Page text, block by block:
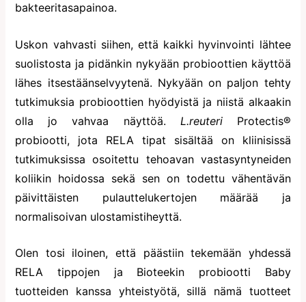
bakteeritasapainoa.
Uskon vahvasti siihen, että kaikki hyvinvointi lähtee
suolistosta ja pidänkin nykyään probioottien käyttöä
lähes itsestäänselvyytenä. Nykyään on paljon tehty
tutkimuksia probioottien hyödyistä ja niistä alkaakin
olla jo vahvaa näyttöä. L.reuteriProtectis®
probiootti, jota RELA tipat sisältää on kliinisissä
tutkimuksissa osoitettu tehoavan vastasyntyneiden
koliikin hoidossa sekä sen on todettu vähentävän
päivittäisten pulauttelukertojen määrää ja
normalisoivan ulostamistiheyttä.
Olen tosi iloinen, että päästiin tekemään yhdessä
RELA tippojen ja Bioteekin probiootti Baby
tuotteiden kanssa yhteistyötä, sillä nämä tuotteet